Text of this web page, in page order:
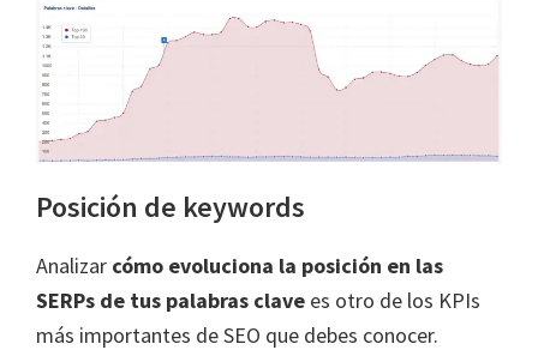
Posición de keywords
Analizar cómo evoluciona la posición en las
SERPs de tus palabras clave es otro de los KPIs
más importantes de SEO que debes conocer.